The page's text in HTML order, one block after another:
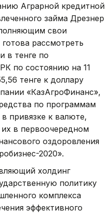
Аграрной кредитной
займа Дрезнер
свои
рассмотреть
в тенге по
по состоянию на 11
тенге к доллару
«КазАгроФинанс»,
по программам
привязке к валюте,
их в первоочередном
оздоровления
2020».
холдинг
политику
комплекса
эффективного